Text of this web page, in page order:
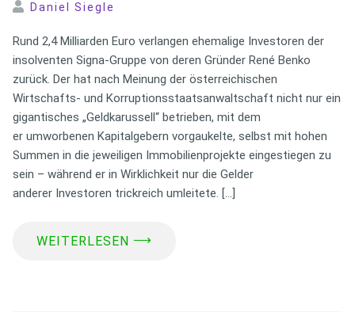
Daniel Siegle
Rund 2,4 Milliarden Euro verlangen ehemalige Investoren der
insolventen Signa-Gruppe von deren Gründer René Benko
zurück. Der hat nach Meinung der österreichischen
Wirtschafts- und Korruptionsstaatsanwaltschaft nicht nur ein
gigantisches „Geldkarussell“ betrieben, mit dem
er umworbenen Kapitalgebern vorgaukelte, selbst mit hohen
Summen in die jeweiligen Immobilienprojekte eingestiegen zu
sein – während er in Wirklichkeit nur die Gelder
anderer Investoren trickreich umleitete. […]
WEITERLESEN ⟶